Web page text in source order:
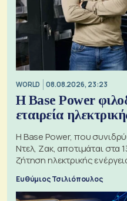
WORLD 08.08.2026, 23:23
Η Base Power
εταιρεία
Η Base Power, που
Ντελ, Ζακ, αποτιμάται στα
ζήτηση ηλεκτρικής
Ευθύμιος Τσιλιόπουλος